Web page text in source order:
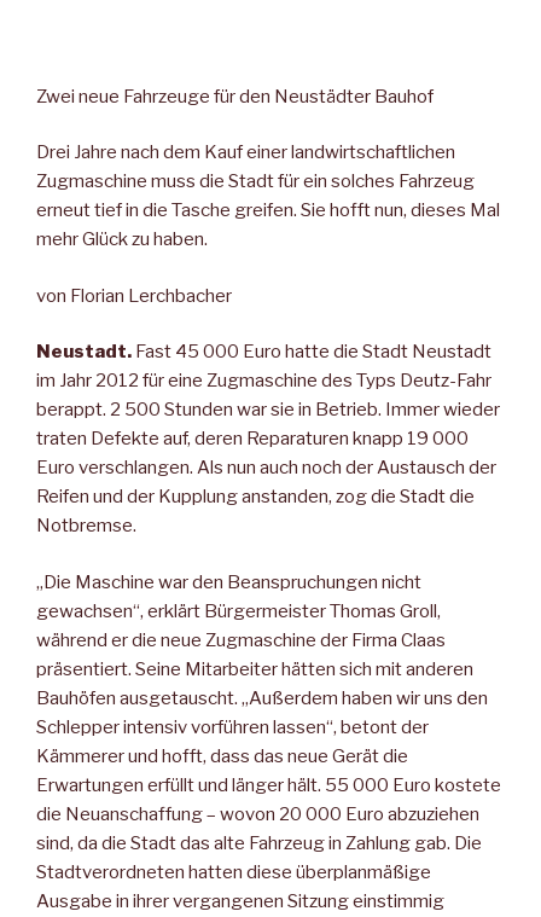
Zwei neue Fahrzeuge für den Neustädter Bauhof
Drei Jahre nach dem Kauf einer landwirtschaftlichen
Zugmaschine muss die Stadt für ein solches Fahrzeug
erneut tief in die Tasche greifen. Sie hofft nun, dieses Mal
mehr Glück zu haben.
von Florian Lerchbacher
Neustadt. Fast 45 000 Euro hatte die Stadt Neustadt
im Jahr 2012 für eine Zugmaschine des Typs Deutz-Fahr
berappt. 2 500 Stunden war sie in Betrieb. Immer wieder
traten Defekte auf, deren Reparaturen knapp 19 000
Euro verschlangen. Als nun auch noch der Austausch der
Reifen und der Kupplung anstanden, zog die Stadt die
Notbremse.
„Die Maschine war den Beanspruchungen nicht
gewachsen“, erklärt Bürgermeister Thomas Groll,
während er die neue Zugmaschine der Firma Claas
präsentiert. Seine Mitarbeiter hätten sich mit anderen
Bauhöfen ausgetauscht. „Außerdem haben wir uns den
Schlepper intensiv vorführen lassen“, betont der
Kämmerer und hofft, dass das neue Gerät die
Erwartungen erfüllt und länger hält. 55 000 Euro kostete
die Neuanschaffung – wovon 20 000 Euro abzuziehen
sind, da die Stadt das alte Fahrzeug in Zahlung gab. Die
Stadtverordneten hatten diese überplanmäßige
Ausgabe in ihrer vergangenen Sitzung einstimmig